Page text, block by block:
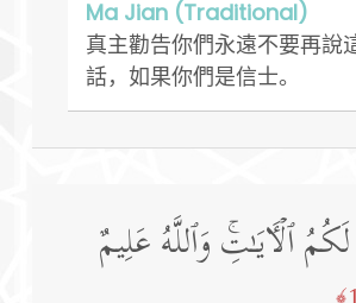
Ma Jian (Traditional)
真主勸告你們永遠不要再說
話，如果你們是信士。
ٱلۡـَٔایَـٰتِۚ وَٱللَّهُ عَلِیمٌ